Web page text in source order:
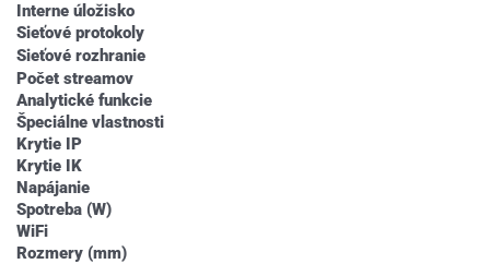
Interne úložisko
Sieťové protokoly
Sieťové rozhranie
Počet streamov
Analytické funkcie
Špeciálne vlastnosti
Krytie IP
Krytie IK
Napájanie
Spotreba (W)
WiFi
Rozmery (mm)